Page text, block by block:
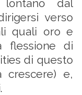
dal
verso
quali oro e
flessione di
di questo
crescere) e,